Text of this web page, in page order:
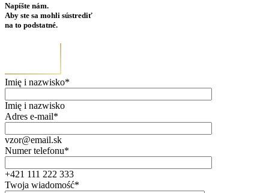
Napíšte nám.
Aby ste sa mohli sústrediť
na to podstatné.
Imię i nazwisko*
Imię i nazwisko
Adres e-mail*
vzor@email.sk
Numer telefonu*
+421 111 222 333
Twoja wiadomość*